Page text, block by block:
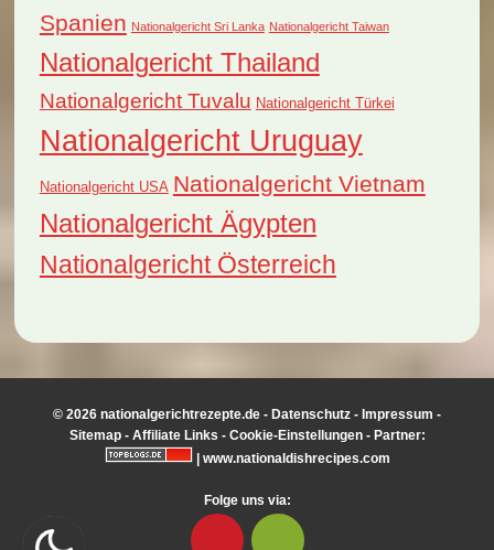
Spanien Nationalgericht Sri Lanka Nationalgericht Taiwan
Nationalgericht Thailand
Nationalgericht Tuvalu Nationalgericht Türkei
Nationalgericht Uruguay
Nationalgericht USA Nationalgericht Vietnam
Nationalgericht Ägypten
Nationalgericht Österreich
© 2026 nationalgerichtrezepte.de - Datenschutz - Impressum -
Sitemap- Affiliate Links - Cookie-Einstellungen- Partner:
www.nationaldishrecipes.com
Folge uns via: